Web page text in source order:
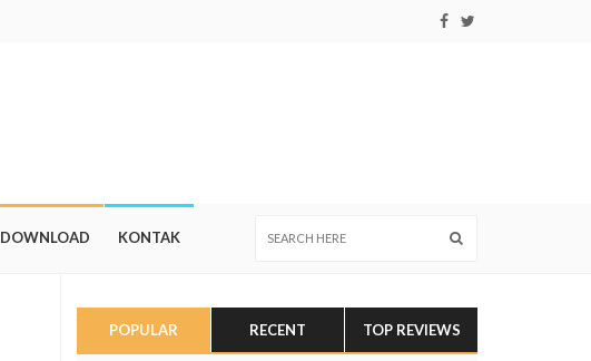
DOWNLOAD KONTAK
POPULAR RECENT TOP REVIEWS